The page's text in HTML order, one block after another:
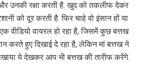
उनकी रक्षा करती है. खुद को तकलीफ देकर
को दूर करती है. फिर चाहे वो इंसान हों या
वीडियो वायरल हो रहा है, जिसमें कुछ बत्तख
करते हुए दिखाई दे रहा है, लेकिन मां बत्तख ने
ये देखकर आप भी बत्तख की तारीफ करेंगे.